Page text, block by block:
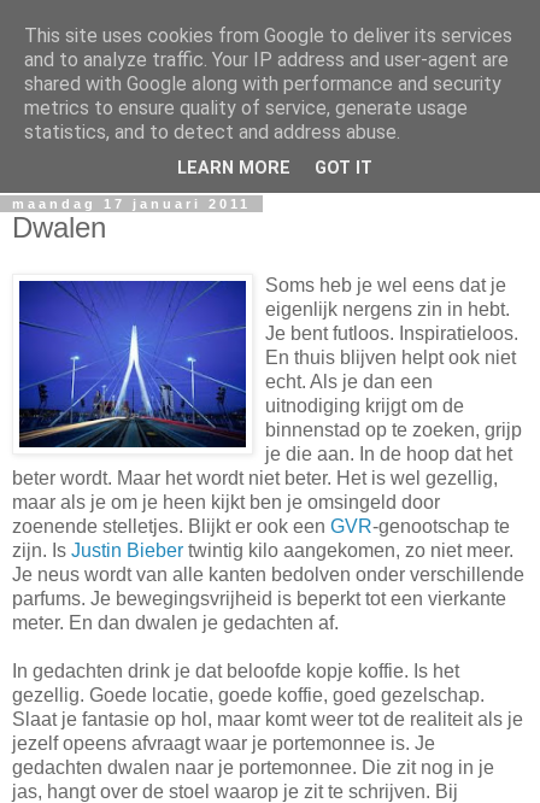
Miguel Santos
Ergens in Rotterdam. Waarschijnlijk in de nacht. Pen en
maandag 17 januari 2011
Dwalen
Soms heb je wel eens dat je
eigenlijk nergens zin in hebt.
Je bent futloos. Inspiratieloos.
En thuis blijven helpt ook niet
echt. Als je dan een
uitnodiging krijgt om de
binnenstad op te zoeken, grijp
je die aan. In de hoop dat het
beter wordt. Maar het wordt niet beter. Het is wel gezellig,
maar als je om je heen kijkt ben je omsingeld door
zoenende stelletjes. Blijkt er ook een GVR-genootschap te
zijn. Is Justin Bieber twintig kilo aangekomen, zo niet meer.
Je neus wordt van alle kanten bedolven onder verschillende
parfums. Je bewegingsvrijheid is beperkt tot een vierkante
meter. En dan dwalen je gedachten af.
In gedachten drink je dat beloofde kopje koffie. Is het
gezellig. Goede locatie, goede koffie, goed gezelschap.
Slaat je fantasie op hol, maar komt weer tot de realiteit als je
jezelf opeens afvraagt waar je portemonnee is. Je
gedachten dwalen naar je portemonnee. Die zit nog in je
jas, hangt over de stoel waarop je zit te schrijven. Bij
This site uses cookies from Google to deliver its services
and to analyze traffic. Your IP address and user-agent are
shared with Google along with performance and security
metrics to ensure quality of service, generate usage
statistics, and to detect and address abuse.
LEARN MORE GOT IT